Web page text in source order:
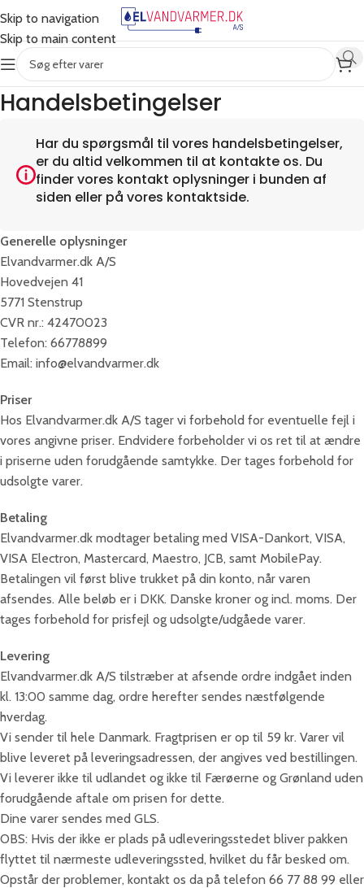
Skip to navigation
Skip to main content
Handelsbetingelser
Har du spørgsmål til vores handelsbetingelser,
er du altid velkommen til at kontakte os. Du
finder vores kontakt oplysninger i bunden af
siden eller på vores kontaktside.
Generelle oplysninger
Elvandvarmer.dk A/S
Hovedvejen 41
5771 Stenstrup
CVR nr.: 42470023
Telefon: 66778899
Email: info@elvandvarmer.dk
Priser
Hos Elvandvarmer.dk A/S tager vi forbehold for eventuelle fejl i
vores angivne priser. Endvidere forbeholder vi os ret til at ændre
i priserne uden forudgående samtykke. Der tages forbehold for
udsolgte varer.
Betaling
Elvandvarmer.dk modtager betaling med VISA-Dankort, VISA,
VISA Electron, Mastercard, Maestro, JCB, samt MobilePay.
Betalingen vil først blive trukket på din konto, når varen
afsendes. Alle beløb er i DKK. Danske kroner og incl. moms. Der
tages forbehold for prisfejl og udsolgte/udgåede varer.
Levering
Elvandvarmer.dk A/S tilstræber at afsende ordre indgået inden
kl. 13:00 samme dag, ordre herefter sendes næstfølgende
hverdag.
Vi sender til hele Danmark. Fragtprisen er op til 59 kr. Varer vil
blive leveret på leveringsadressen, der angives ved bestillingen.
Vi leverer ikke til udlandet og ikke til Færøerne og Grønland uden
forudgående aftale om prisen for dette.
Dine varer sendes med GLS.
OBS: Hvis der ikke er plads på udleveringsstedet bliver pakken
flyttet til nærmeste udleveringssted, hvilket du får besked om.
Opstår der problemer, kontakt os da på telefon 66 77 88 99 eller